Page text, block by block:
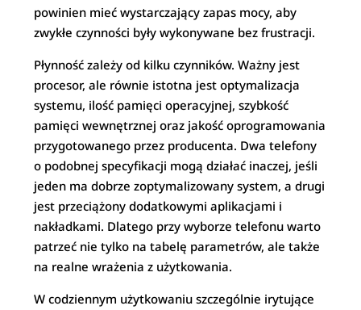
powinien mieć wystarczający zapas mocy, aby
zwykłe czynności były wykonywane bez frustracji.
Płynność zależy od kilku czynników. Ważny jest
procesor, ale równie istotna jest optymalizacja
systemu, ilość pamięci operacyjnej, szybkość
pamięci wewnętrznej oraz jakość oprogramowania
przygotowanego przez producenta. Dwa telefony
o podobnej specyfikacji mogą działać inaczej, jeśli
jeden ma dobrze zoptymalizowany system, a drugi
jest przeciążony dodatkowymi aplikacjami i
nakładkami. Dlatego przy wyborze telefonu warto
patrzeć nie tylko na tabelę parametrów, ale także
na realne wrażenia z użytkowania.
W codziennym użytkowaniu szczególnie irytujące